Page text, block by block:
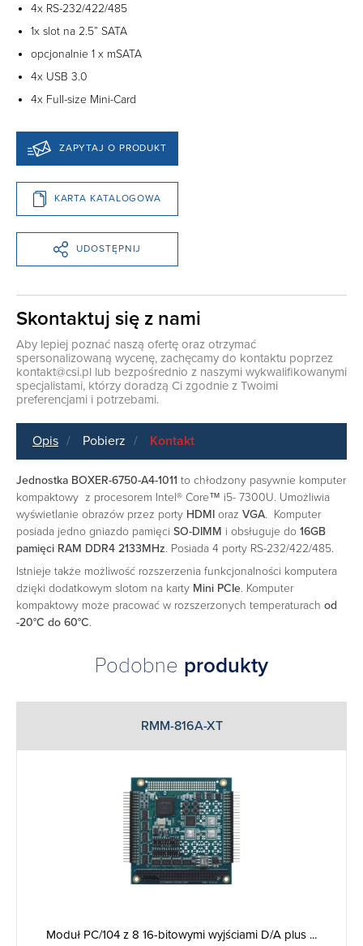
4x RS-232/422/485
1x slot na 2.5” SATA
opcjonalnie 1 x mSATA
4x USB 3.0
4x Full-size Mini-Card
ZAPYTAJ O PRODUKT
KARTA KATALOGOWA
UDOSTĘPNIJ
Skontaktuj się z nami
Aby lepiej poznać naszą ofertę oraz otrzymać
spersonalizowaną wycenę, zachęcamy do kontaktu poprzez
kontakt@csi.pl lub bezpośrednio z naszymi wykwalifikowanymi
specjalistami, którzy doradzą Ci zgodnie z Twoimi
preferencjami i potrzebami.
Opis Pobierz Kontakt
Jednostka BOXER-6750-A4-1011 to chłodzony pasywnie komputer
kompaktowy z procesorem Intel® Core™ i5- 7300U. Umożliwia
wyświetlanie obrazów przez porty HDMI oraz VGA. Komputer
posiada jedno gniazdo pamięci SO-DIMM i obsługuje do 16GB
pamięci RAM DDR4 2133MHz. Posiada 4 porty RS-232/422/485.
Istnieje także możliwość rozszerzenia funkcjonalności komputera
dzięki dodatkowym slotom na karty Mini PCIe. Komputer
kompaktowy może pracować w rozszerzonych temperaturach od
-20°C do 60°C.
Podobne produkty
RMM-816A-XT
Moduł PC/104 z 8 16-bitowymi wyjściami D/A plus ...